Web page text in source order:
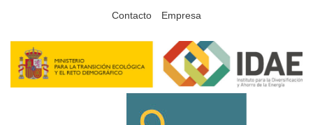
Contacto
Empresa